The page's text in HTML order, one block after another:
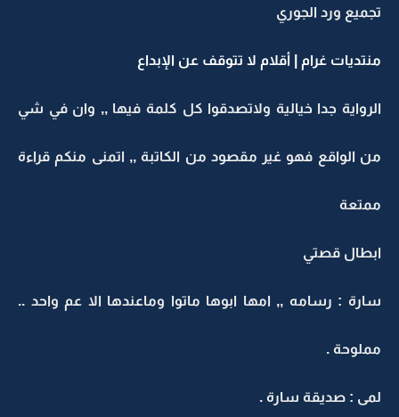
تجميع ورد الجوري
منتديات غرام | أقلام لا تتوقف عن الإبداع
الرواية جدا خيالية ولاتصدقوا كل كلمة فيها ,, وان في شي
من الواقع فهو غير مقصود من الكاتبة ,, اتمنى منكم قراءة
ممتعة
ابطال قصتي
سارة : رسامه ,, امها ابوها ماتوا وماعندها الا عم واحد ..
مملوحة .
لمى : صديقة سارة .